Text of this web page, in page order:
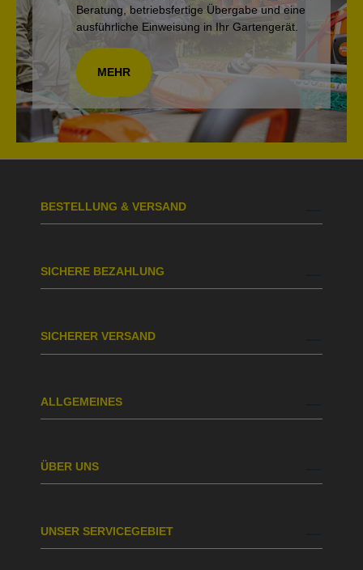
Beratung, betriebsfertige Übergabe und eine
ausführliche Einweisung in Ihr Gartengerät.
MEHR
BESTELLUNG & VERSAND
SICHERE BEZAHLUNG
SICHERER VERSAND
ALLGEMEINES
ÜBER UNS
UNSER SERVICEGEBIET